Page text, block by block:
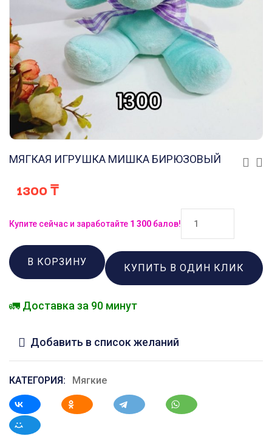
МЯГКАЯ ИГРУШКА МИШКА БИРЮЗОВЫЙ
1300₸
Купите сейчас и заработайте 1 300 балов!
В КОРЗИНУ
КУПИТЬ В ОДИН КЛИК
🚛 Доставка за 90 минут
Добавить в список желаний
КАТЕГОРИЯ: Мягкие